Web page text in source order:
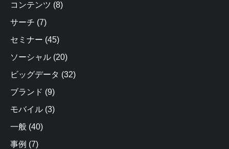
コンテンツ (8)
サーチ (7)
セミナー (45)
ソーシャル (20)
ビッグデータ (32)
ブランド (9)
モバイル (3)
一般 (40)
事例 (7)